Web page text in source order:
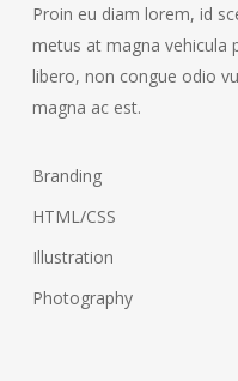
Proin eu diam lorem, id
metus at magna vehicula
libero, non congue odio
magna ac est.
Branding
HTML/CSS
Illustration
Photography